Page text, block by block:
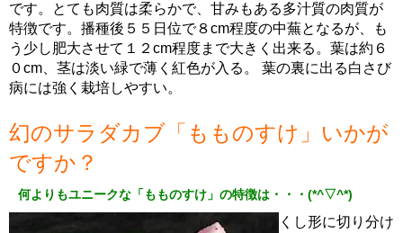
です。とても肉質は柔らかで、甘みもある多汁質の肉質が
特徴です。播種後５５日位で８cm程度の中蕪となるが、も
う少し肥大させて１２cm程度まで大きく出来る。葉は約６
０cm、茎は淡い緑で薄く紅色が入る。 葉の裏に出る白さび
病には強く栽培しやすい。
幻のサラダカブ「もものすけ」いかが
ですか？
何よりもユニークな「もものすけ」の特徴は・・・(*^▽^*)
くし形に切り分け